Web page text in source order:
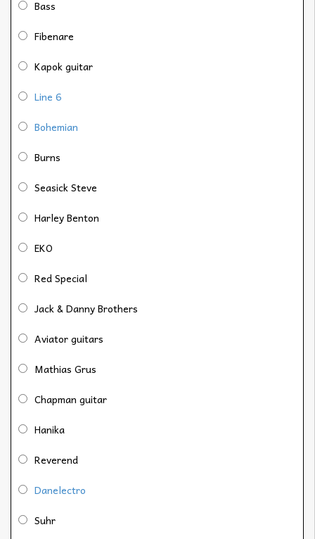
Bass
Fibenare
Kapok guitar
Line 6
Bohemian
Burns
Seasick Steve
Harley Benton
EKO
Red Special
Jack & Danny Brothers
Aviator guitars
Mathias Grus
Chapman guitar
Hanika
Reverend
Danelectro
Suhr